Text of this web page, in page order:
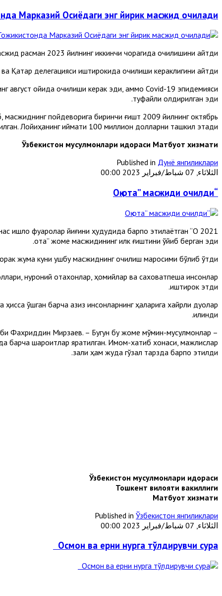
Марказий Осиёдаги энг йирик масжид очилади
расман 2023 йилнинг иккинчи чорагида очилишини айтди.
делегацияси иштирокида очилиши кераклигини айтди.
август ойида очилиши керак эди, аммо Covid-19 эпидемияси
туфайли қолдирилган эди.
масжиднинг пойдеворига биринчи ғишт 2009 йилнинг октябрь
Лойиҳанинг қиймати 100 миллион долларни ташкил этади.
Ўзбекистон мусулмонлари идораси Матбуот хизмати
Published in Дунё янгиликлари
الثلاثاء, 07 شباط/فبراير 2023 00:00
“Оқ ота” масжиди очилди
фуқаролар йиғини ҳудудида барпо этилаётган “Оқ
ота” жоме масжидининг илк ғиштини қўйиб берган эди.
жума куни ушбу масжиднинг очилиш маросими бўлиб ўтди.
нуроний отахонлар, ҳомийлар ва саховатпеша инсонлар
иштирок этди.
қўшган барча азиз инсонларнинг ҳақларига хайрли дуолар
қилинди.
Фахриддин Мирзаев. – Бугун бу жоме мўмин-мусулмонлар
барча шароитлар яратилган. Имом-хатиб хонаси, мажлислар
зали ҳам жуда гўзал тарзда барпо этилди.
Ўзбекистон мусулмонлари идораси
Тошкент вилояти вакиллиги
Матбуот хизмати
Published in Ўзбекистон янгиликлари
الثلاثاء, 07 شباط/فبراير 2023 00:00
Осмон ва ерни нурга тўлдирувчи сура